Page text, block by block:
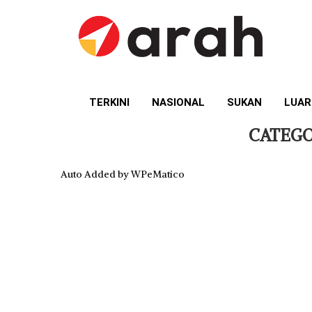
TERKINI NASIONAL SUKAN
Auto Added by WPeMatico